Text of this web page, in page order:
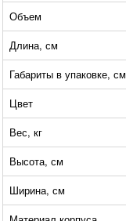
Объем
Длина, см
Габариты в упаковке, см
Цвет
Вес, кг
Высота, см
Ширина, см